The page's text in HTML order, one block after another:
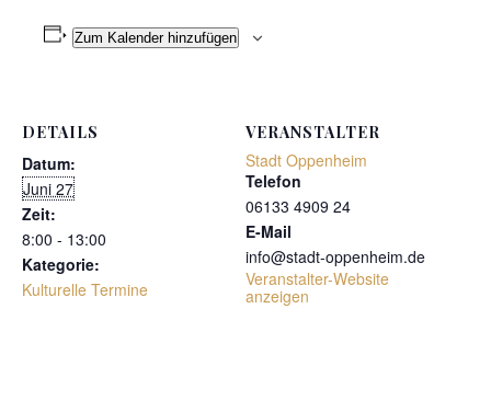
Zum Kalender hinzufügen
DETAILS
Datum:
Juni 27
Zeit:
8:00 - 13:00
Kategorie:
Kulturelle Termine
VERANSTALTER
Stadt Oppenheim
Telefon
06133 4909 24
E-Mail
info@stadt-oppenheim.de
Veranstalter-Website
anzeigen